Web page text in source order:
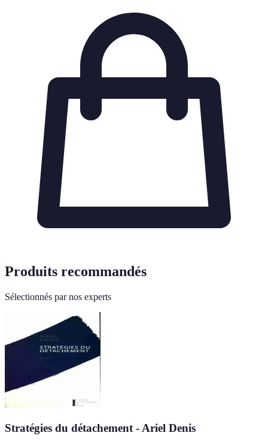
Produits recommandés
Sélectionnés par nos experts
Stratégies du détachement - Ariel Denis